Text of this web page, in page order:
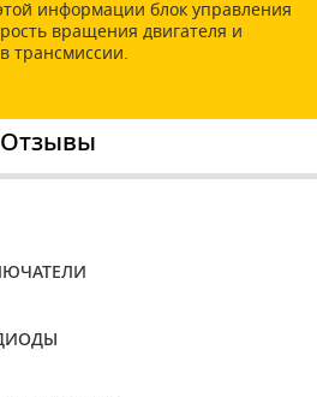
информации блок управления
вращения двигателя и
трансмиссии.
Отзывы